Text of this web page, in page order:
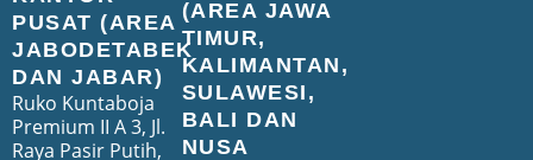
PUSAT (AREA
JABODETABEK
DAN JABAR)
Ruko Kuntaboja
Premium II A 3, Jl.
Raya Pasir Putih,
(AREA JAWA
TIMUR,
KALIMANTAN,
SULAWESI,
BALI DAN
NUSA